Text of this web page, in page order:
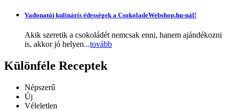
Vadonatúj kulináris édességek a CsokoladeWebshop.hu-nál!
Akik szeretik a csokoládét nemcsak enni, hanem ajándékozni
is, akkor jó helyen...tovább
Különféle Receptek
Népszerű
Új
Véleletlen